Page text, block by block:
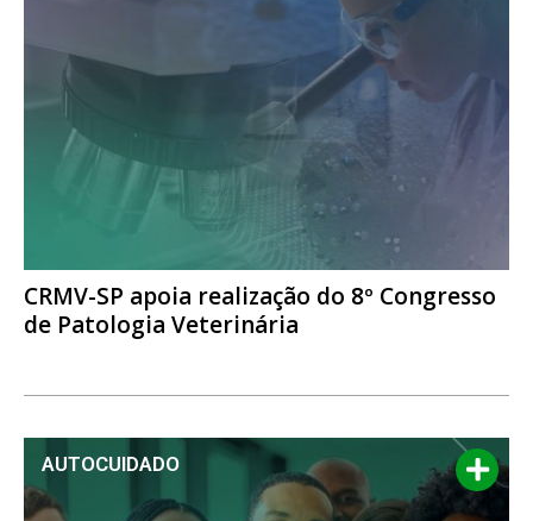
CRMV-SP apoia realização do 8º Congresso
de Patologia Veterinária
AUTOCUIDADO